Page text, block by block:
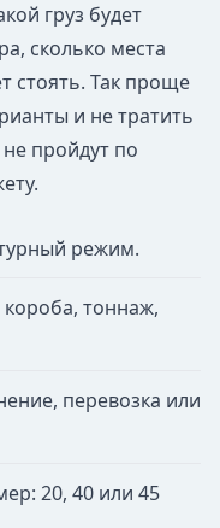
груз будет
сколько места
стоять. Так проще
и не тратить
пройдут по
режим.
тоннаж,
перевозка или
20, 40 или 45